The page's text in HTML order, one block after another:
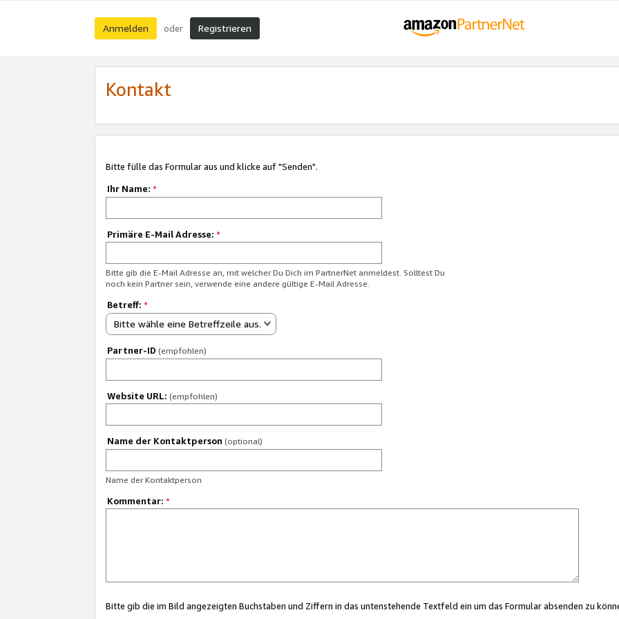
Anmelden oder Registrieren
Kontakt
Bitte fülle das Formular aus und klicke auf "Senden".
Ihr Name: *
Primäre E-Mail Adresse: *
Bitte gib die E-Mail Adresse an, mit welcher Du Dich im PartnerNet anmeldest. Solltest Du
noch kein Partner sein, verwende eine andere gültige E-Mail Adresse.
Betreff: *
Bitte wähle eine Betreffzeile aus.
Partner-ID (empfohlen)
Website URL: (empfohlen)
Name der Kontaktperson (optional)
Name der Kontaktperson
Kommentar: *
Bitte gib die im Bild angezeigten Buchstaben und Ziffern in das untenstehende Textfeld ein um das Formular absenden zu